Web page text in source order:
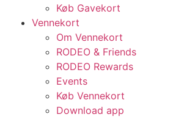
Køb Gavekort
Vennekort
Om Vennekort
RODEO & Friends
RODEO Rewards
Events
Køb Vennekort
Download app